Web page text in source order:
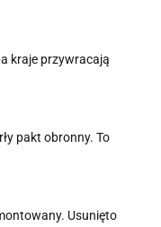
kraje przywracają
pakt obronny. To
Usunięto